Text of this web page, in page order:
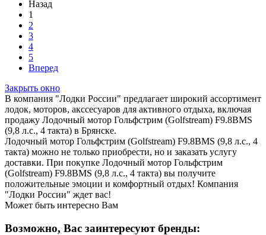
Назад
1
2
3
4
5
Вперед
Закрыть окно
В компания "Лодки России" предлагает широкий ассортимент
лодок, моторов, акссесуаров для активного отдыха, включая
продажу Лодочный мотор Гольфстрим (Golfstream) F9.8ВМS
(9,8 л.с., 4 такта) в Брянске.
Лодочный мотор Гольфстрим (Golfstream) F9.8ВМS (9,8 л.с., 4
такта) можно не только приобрести, но и заказать услугу
доставки. При покупке Лодочный мотор Гольфстрим
(Golfstream) F9.8ВМS (9,8 л.с., 4 такта) вы получите
положительные эмоции и комфортный отдых! Компания
"Лодки России" ждет вас!
Может быть интересно Вам
Возможно, Вас заинтересуют бренды: